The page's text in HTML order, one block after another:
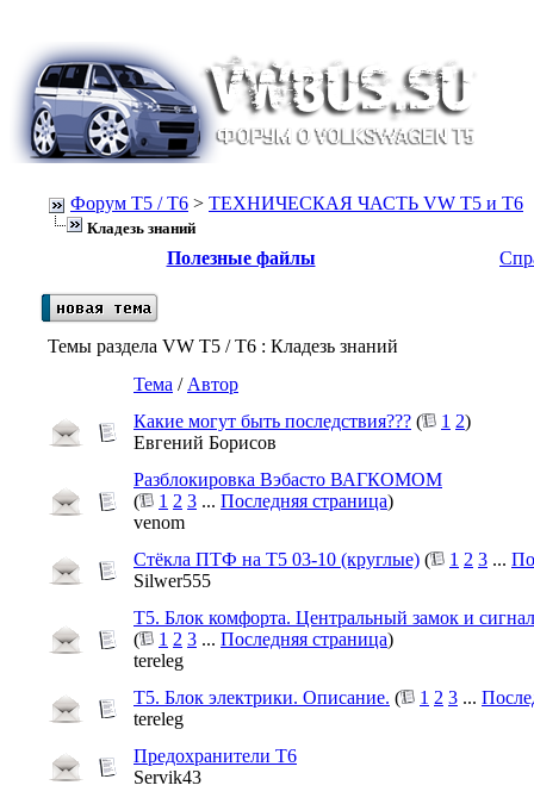
Форум Т5 / T6 > ТЕХНИЧЕСКАЯ ЧАСТЬ VW T5 и T6
Кладезь знаний
Полезные файлы
Темы раздела VW T5 / T6 : Кладезь знаний
Тема / Автор
Какие могут быть последствия??? ( 1 2)
Евгений Борисов
Разблокировка Вэбасто ВАГКОМОМ
(
1 2 3 ... Последняя страница)
venom
Стёкла ПТФ на Т5 03-10 (круглые) ( 1 2 3 ...
Silwer555
Т5. Блок комфорта. Центральный замок и
(
1 2 3 ... Последняя страница)
tereleg
Т5. Блок электрики. Описание. ( 1 2 3 ...
tereleg
Предохранители Т6
Servik43